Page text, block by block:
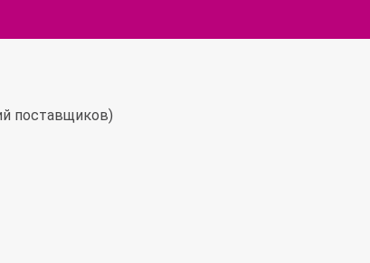
поставщиков)